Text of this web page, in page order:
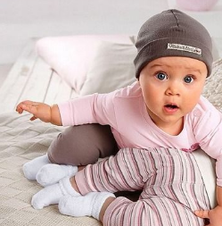
Увеличили
магазину
Смотреть